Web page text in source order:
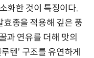
화한 것이 특징이다.
종을 적용해 깊은 풍
과 연유를 더해 맛의
텐' 구조를 유연하게